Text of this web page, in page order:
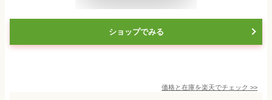
ショップでみる
価格と在庫を楽天でチェック >>